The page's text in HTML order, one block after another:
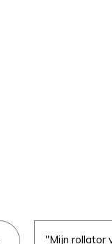
"Mijn rollator